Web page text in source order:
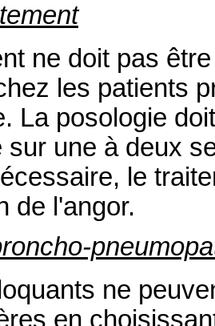
ne doit pas
les patients
La posologie
sur une à deux
le
de l'angor.
ne
en